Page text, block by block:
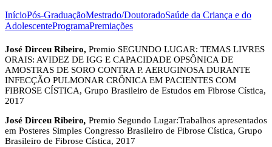
InícioPós-GraduaçãoMestrado/DoutoradoSaúde da Criança e do
AdolescenteProgramaPremiações
José Dirceu Ribeiro, Premio SEGUNDO LUGAR: TEMAS LIVRES
ORAIS: AVIDEZ DE IGG E CAPACIDADE OPSÔNICA DE
AMOSTRAS DE SORO CONTRA P. AERUGINOSA DURANTE
INFECÇÃO PULMONAR CRÔNICA EM PACIENTES COM
FIBROSE CÍSTICA, Grupo Brasileiro de Estudos em Fibrose Cística,
2017
José Dirceu Ribeiro, Premio Segundo Lugar:Trabalhos apresentados
em Posteres Simples Congresso Brasileiro de Fibrose Cística, Grupo
Brasileiro de Fibrose Cística, 2017